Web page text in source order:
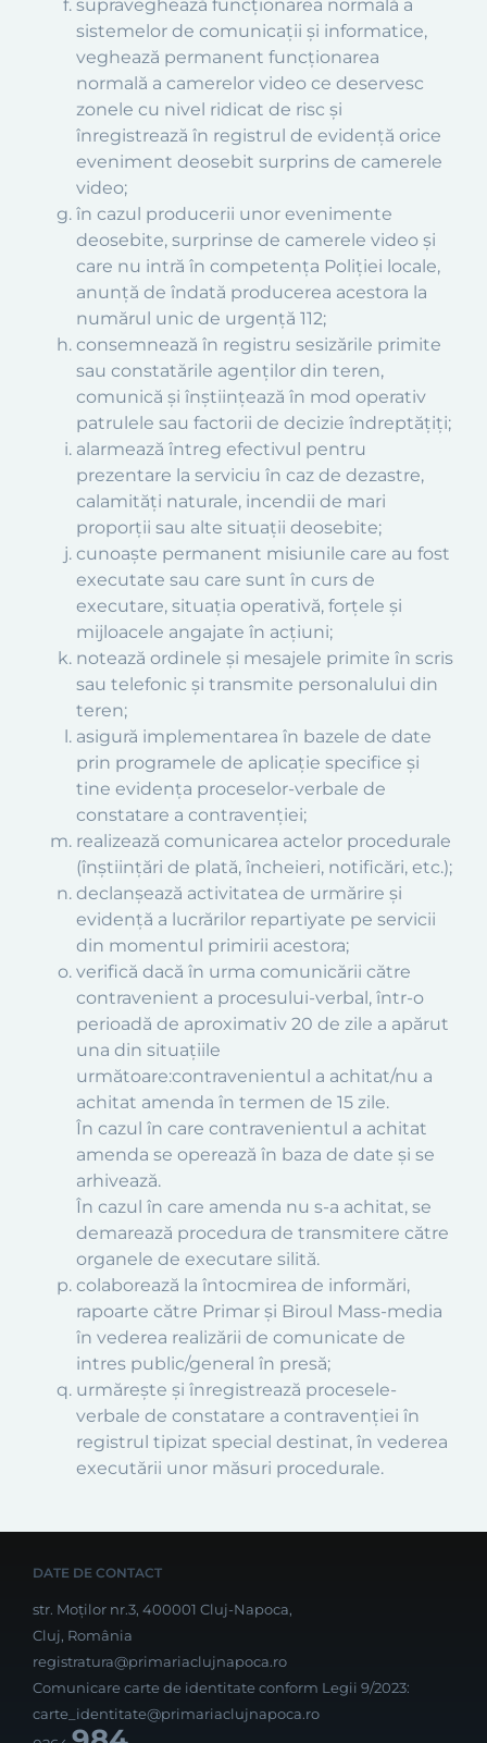
supraveghează funcţionarea normală a
sistemelor de comunicaţii şi informatice,
veghează permanent funcţionarea
normală a camerelor video ce deservesc
zonele cu nivel ridicat de risc şi
înregistrează în registrul de evidenţă orice
eveniment deosebit surprins de camerele
video;
în cazul producerii unor evenimente
deosebite, surprinse de camerele video şi
care nu intră în competenţa Poliţiei locale,
anunţă de îndată producerea acestora la
numărul unic de urgenţă 112;
consemnează în registru sesizările primite
sau constatările agenţilor din teren,
comunică şi înştiinţează în mod operativ
patrulele sau factorii de decizie îndreptăţiţi;
alarmează întreg efectivul pentru
prezentare la serviciu în caz de dezastre,
calamităţi naturale, incendii de mari
proporţii sau alte situaţii deosebite;
cunoaşte permanent misiunile care au fost
executate sau care sunt în curs de
executare, situaţia operativă, forţele şi
mijloacele angajate în acţiuni;
notează ordinele şi mesajele primite în scris
sau telefonic şi transmite personalului din
teren;
asigură implementarea în bazele de date
prin programele de aplicaţie specifice şi
tine evidenţa proceselor-verbale de
constatare a contravenţiei;
realizează comunicarea actelor procedurale
(înştiinţări de plată, încheieri, notificări, etc.);
declanşează activitatea de urmărire şi
evidenţă a lucrărilor repartiyate pe servicii
din momentul primirii acestora;
verifică dacă în urma comunicării către
contravenient a procesului-verbal, într-o
perioadă de aproximativ 20 de zile a apărut
una din situaţiile
următoare:contravenientul a achitat/nu a
achitat amenda în termen de 15 zile.
În cazul în care contravenientul a achitat
amenda se operează în baza de date şi se
arhivează.
În cazul în care amenda nu s-a achitat, se
demarează procedura de transmitere către
organele de executare silită.
colaborează la întocmirea de informări,
rapoarte către Primar şi Biroul Mass-media
în vederea realizării de comunicate de
intres public/general în presă;
urmăreşte şi înregistrează procesele-
verbale de constatare a contravenţiei în
registrul tipizat special destinat, în vederea
executării unor măsuri procedurale.
DATE DE CONTACT
str. Moților nr.3, 400001 Cluj-Napoca,
Cluj, România
registratura@primariaclujnapoca.ro
Comunicare carte de identitate conform Legii 9/2023:
carte_identitate@primariaclujnapoca.ro